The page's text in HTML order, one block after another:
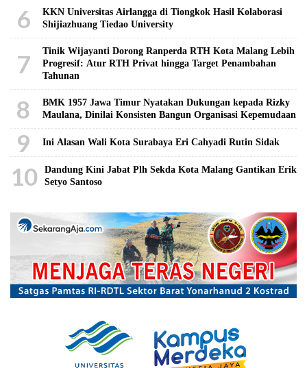
6
KKN Universitas Airlangga di Tiongkok Hasil Kolaborasi ​
Shijiazhuang Tiedao University
7
Tinik Wijayanti Dorong Ranperda RTH Kota Malang Lebih
Progresif: Atur RTH Privat hingga Target Penambahan
Tahunan
8
BMK 1957 Jawa Timur Nyatakan Dukungan kepada Rizky
Maulana, Dinilai Konsisten Bangun Organisasi Kepemudaan
9 Ini Alasan Wali Kota Surabaya Eri Cahyadi Rutin Sidak
10
Dandung Kini Jabat Plh Sekda Kota Malang Gantikan Erik
Setyo Santoso